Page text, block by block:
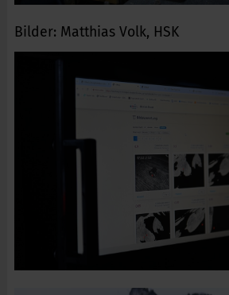
Bilder: Matthias Volk, HSK